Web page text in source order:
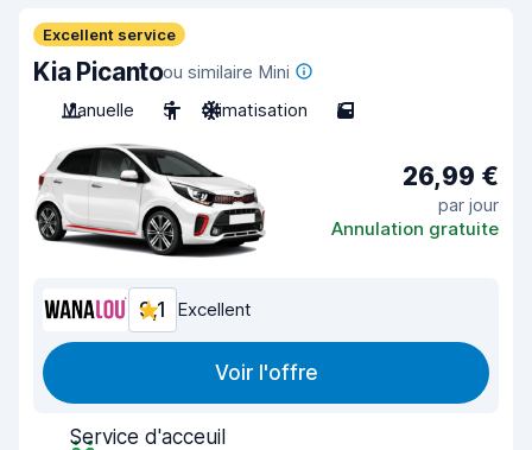
Excellent service
Kia Picantoou similaire Mini
Manuelle
5 Climatisation 5
26,99 €
par jour
Annulation gratuite
9,1 Excellent
Voir l'offre
Service d'acceuil